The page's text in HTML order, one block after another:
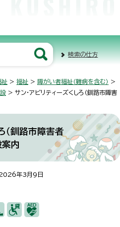
検索の仕方
祉 > 福祉 > 障がい者福祉（難病を含む） >
> サン・アビリティーズくしろ（釧路市障害
（釧路市障害者
案内
年3月9日